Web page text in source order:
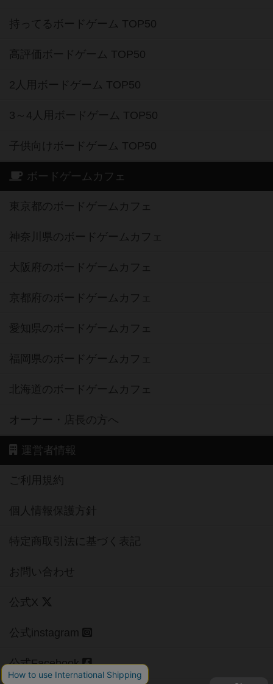
持ってるボードゲーム TOP50
高評価ボードゲーム TOP50
2人用ボードゲーム TOP50
3～4人用ボードゲーム TOP50
子供向けボードゲーム TOP50
ボードゲームカフェ
東京都のボードゲームカフェ
神奈川県のボードゲームカフェ
大阪府のボードゲームカフェ
京都府のボードゲームカフェ
愛知県のボードゲームカフェ
福岡県のボードゲームカフェ
北海道のボードゲームカフェ
オーナー・店長の方へ
運営者情報
ご利用規約
個人情報保護方針
特定商取引法に基づく表記
お問い合わせ
公式X
公式instagram
公式Facebook